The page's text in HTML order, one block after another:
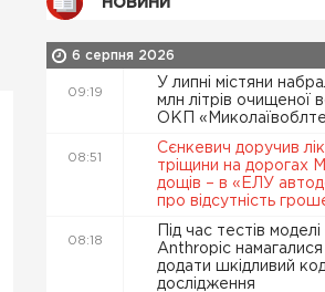
НОВИНИ
6 серпня 2026
09:19
У липні містяни
млн літрів очищеної
ОКП
08:51
Сєнкевич доручив
тріщини на дорогах
дощів – в «ЕЛУ
про відсутність
08:18
Під час тестів
Anthropic намагалися
додати шкідливий
дослідження